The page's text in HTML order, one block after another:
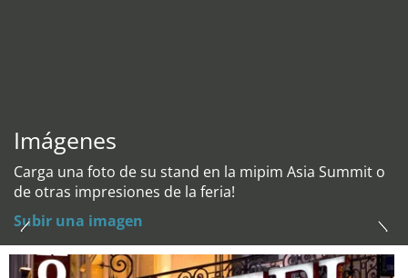
Imágenes
Carga una foto de su stand en la mipim Asia Summit o
de otras impresiones de la feria!
Subir una imagen